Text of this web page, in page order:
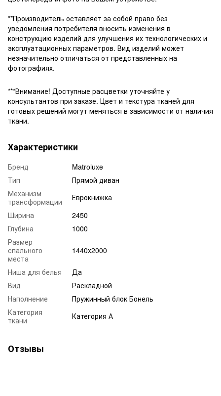
**Производитель оставляет за собой право без
уведомления потребителя вносить изменения в
конструкцию изделий для улучшения их технологических и
эксплуатационных параметров. Вид изделий может
незначительно отличаться от представленных на
фотографиях.
***Внимание! Доступные расцветки уточняйте у
консультантов при заказе. Цвет и текстура тканей для
готовых решений могут меняться в зависимости от наличия
ткани.
Характеристики
Бренд
Matroluxe
Тип
Прямой диван
Механизм
трансформации
Еврокнижка
Ширина
2450
Глубина
1000
Размер
спального
места
1440х2000
Ниша для белья
Да
Вид
Раскладной
Наполнение
Пружинный блок Бонель
Категория
ткани
Категория А
Отзывы